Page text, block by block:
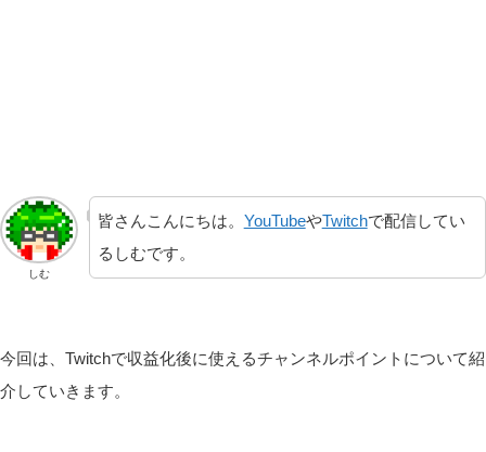
しむ
皆さんこんにちは。 YouTubeやTwitchで配信してい
るしむです。
今回は、Twitchで収益化後に使えるチャンネルポイントについて紹
介していきます。